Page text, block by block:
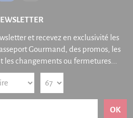
et recevez en exclusivité les
Gourmand, des promos, les
changements ou fermetures...
OK